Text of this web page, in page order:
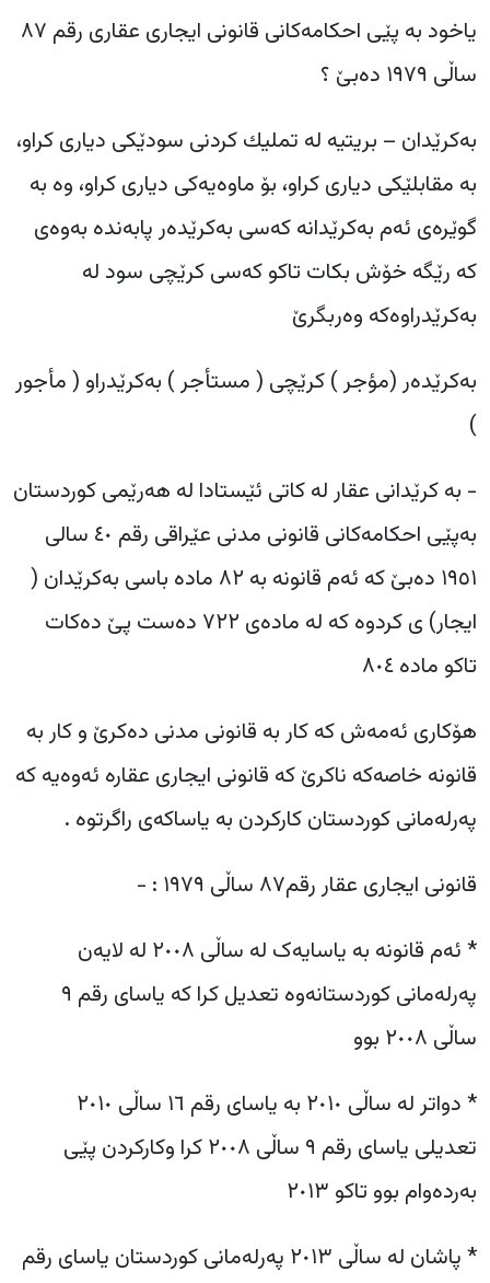
‎یاخود بە پێی احکامەکانی قانونی ایجاری عقاری رقم ٨٧
ساڵی ١٩٧٩ دەبێ ؟
‎بەکرێدان – بریتیە لە تملیك کردنی سودێکی دیاری کراو،
بە مقابلێکی دیاری کراو، بۆ ماوەیەکی دیاری کراو، وە بە
گوێرەی ئەم بەکرێدانە کەسی بەکرێدەر پابەندە بەوەی
کە رێگە خۆش بکات تاکو کەسی کرێچی سود لە
بەکرێدراوەکە وەربگرێ
‎بەکرێدەر (مؤجر ) کرێچی ( مستأجر ) بەکرێدراو ( مأجور
)
‎- بە کرێدانی عقار لە کاتی ئێستادا لە هەرێمی کوردستان
بەپێی احکامەکانی قانونی مدنی عێراقی رقم ٤٠ سالی
١٩٥١ دەبێ کە ئەم قانونە بە ٨٢ مادە باسی بەکرێدان (
ایجار) ی کردوە کە لە مادەی ٧٢٢ دەست پێ دەکات
تاکو مادە ٨٠٤
‎هۆکاری ئەمەش کە کار بە قانونی مدنی دەکرێ و کار بە
قانونە خاصەکە ناکرێ کە قانونی ایجاری عقارە ئەوەیە کە
پەرلەمانی کوردستان کارکردن بە یاساکەی راگرتوە .
‎* ئەم قانونە بە یاسایەک لە ساڵی ٢٠٠٨ لە لایەن
پەرلەمانی کوردستانەوە تعدیل کرا کە یاسای رقم ٩
ساڵی ٢٠٠٨ بوو
‎* دواتر لە ساڵی ٢٠١٠ بە یاسای رقم ١٦ ساڵی ٢٠١٠
تعدیلی یاسای رقم ٩ ساڵی ٢٠٠٨ کرا وکارکردن پێی
بەردەوام بوو تاکو ٢٠١٣
‎* پاشان لە ساڵی ٢٠١٣ پەرلەمانی کوردستان یاسای رقم